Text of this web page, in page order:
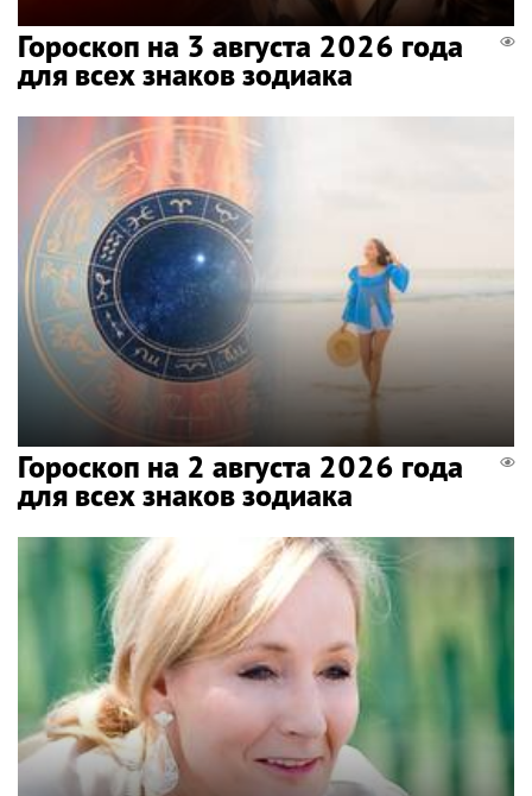
Гороскоп на 3 августа 2026 года
для всех знаков зодиака
Гороскоп на 2 августа 2026 года
для всех знаков зодиака